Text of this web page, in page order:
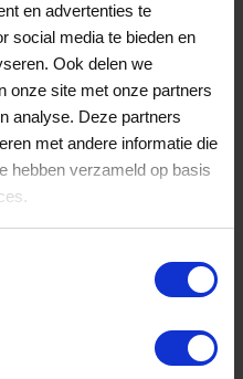
en advertenties te
social media te bieden en
Ook delen we
onze site met onze partners
analyse. Deze partners
met andere informatie die
hebben verzameld op basis